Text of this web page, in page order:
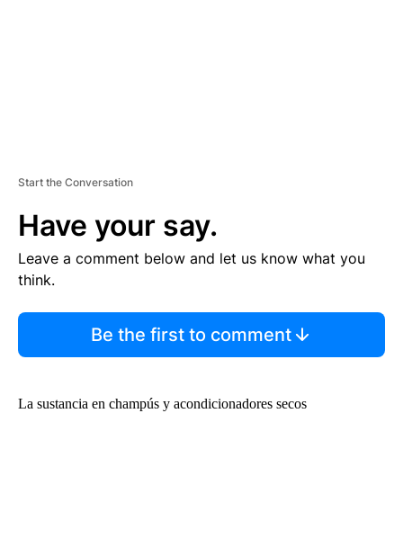
Start the Conversation
Have your say.
Leave a comment below and let us know what you
think.
Be the first to comment
La sustancia en champús y acondicionadores secos